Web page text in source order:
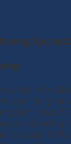
lọc
tốt nên đã
loại nặng ra
kính hạt 37
có nồng
bỏ được 98%